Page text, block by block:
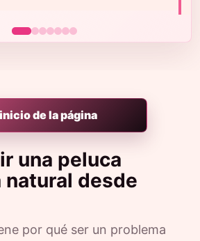
de la página
una peluca
desde
por qué ser un problema